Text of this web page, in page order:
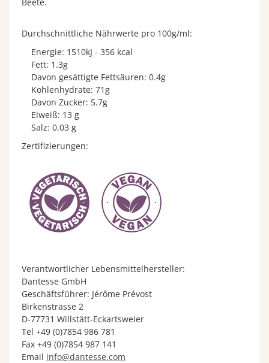
Durchschnittliche Nährwerte pro 100g/ml:
Energie: 1510kJ - 356 kcal
Fett: 1.3g
Davon gesättigte Fettsäuren: 0.4g
Kohlenhydrate: 71g
Davon Zucker: 5.7g
Eiweiß: 13 g
Salz: 0.03 g
Zertifizierungen:
Verantwortlicher Lebensmittelhersteller:
Dantesse GmbH
Geschäftsführer: Jérôme Prévost
Birkenstrasse 2
D-77731 Willstätt-Eckartsweier
Tel +49 (0)7854 986 781
Fax +49 (0)7854 987 141
Email info@dantesse.com